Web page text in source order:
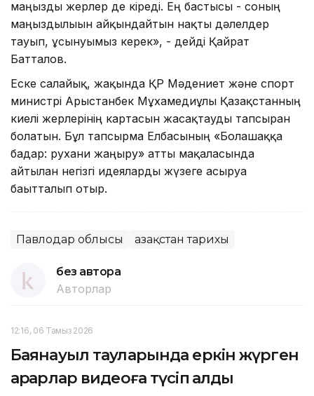
маңызды жерлер де кіреді. Ең бастысы - соның
маңыздылығын айқындайтын нақты дәлелдер
тауып, ұсынуымыз керек», - дейді Қайрат
Батталов.
Еске салайық, жақында ҚР Мәдениет және спорт
министрі Арыстанбек Мұхамедиұлы Қазақстанның
киелі жерлерінің картасын жасақтауды тапсырған
болатын. Бұл тапсырма Елбасының «Болашаққа
бағдар: рухани жаңғыру» атты мақаласында
айтылған негізгі идеяларды жүзеге асыруға
бағытталып отыр.
Павлодар облысы Қазақстан тарихы
без автора
Авторлар
12:16, 06 Тамыз 2026
Баянауыл тауларында еркін жүрген
арқарлар видеоға түсіп қалды